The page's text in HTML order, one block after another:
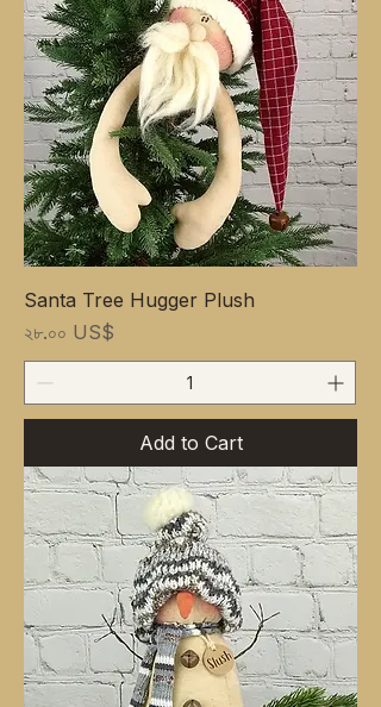
Santa Tree Hugger Plush
Price
২৮.০০ US$
Add to Cart